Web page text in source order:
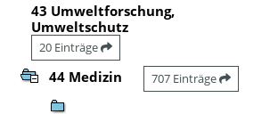
43 Umweltforschung,
Umweltschutz
20 Einträge
44 Medizin 707 Einträge